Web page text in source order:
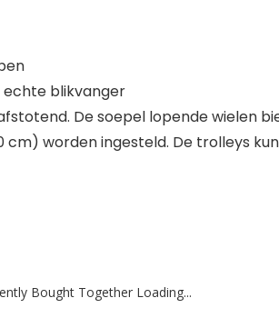
blikvanger
De soepel lopende wielen
worden ingesteld. De trolleys
Bought Together Loading...